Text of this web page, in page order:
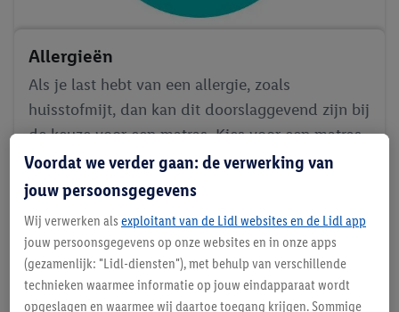
Allergieën
Als je last hebt van een allergie, zoals
huisstofmijt, dan kan dit doorslaggevend zijn bij
de keuze voor een matras. Kies voor een matras
dat anti-allergisch is of extra ventileert zoals
onze pocketvering matrassen.
Voordat we verder gaan: de verwerking van
jouw persoonsgegevens
Wij verwerken als exploitant van de Lidl websites en de Lidl app
jouw persoonsgegevens op onze websites en in onze apps
(gezamenlijk: "Lidl-diensten"), met behulp van verschillende
technieken waarmee informatie op jouw eindapparaat wordt
opgeslagen en waarmee wij daartoe toegang krijgen. Sommige